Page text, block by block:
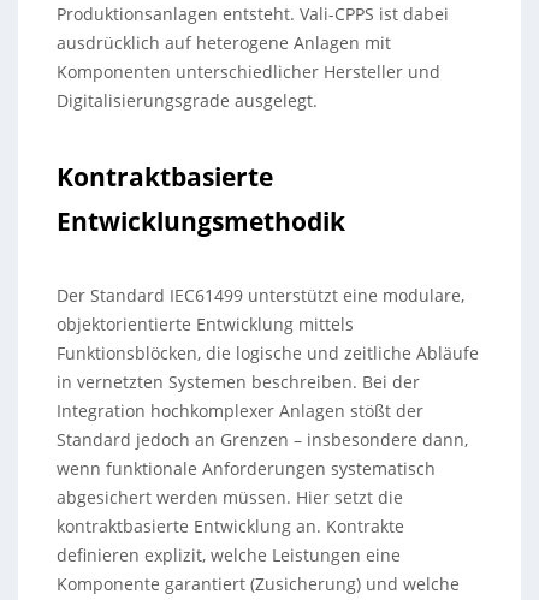
Produktionsanlagen entsteht. Vali-CPPS ist dabei
ausdrücklich auf heterogene Anlagen mit
Komponenten unterschiedlicher Hersteller und
Digitalisierungsgrade ausgelegt.
Kontraktbasierte
Entwicklungsmethodik
Der Standard IEC61499 unterstützt eine modulare,
objektorientierte Entwicklung mittels
Funktionsblöcken, die logische und zeitliche Abläufe
in vernetzten Systemen beschreiben. Bei der
Integration hochkomplexer Anlagen stößt der
Standard jedoch an Grenzen – insbesondere dann,
wenn funktionale Anforderungen systematisch
abgesichert werden müssen. Hier setzt die
kontraktbasierte Entwicklung an. Kontrakte
definieren explizit, welche Leistungen eine
Komponente garantiert (Zusicherung) und welche